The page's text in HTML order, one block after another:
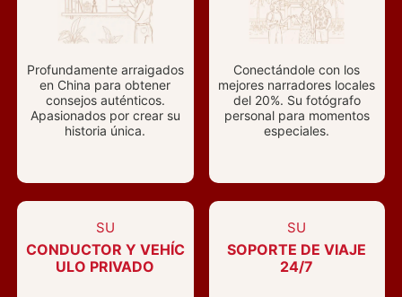
Profundamente arraigados
en China para obtener
consejos auténticos.
Apasionados por crear su
historia única.
Conectándole con los
mejores narradores locales
del 20%. Su fotógrafo
personal para momentos
especiales.
SU
CONDUCTOR Y VEHÍC
ULO PRIVADO
SU
SOPORTE DE VIAJE
24/7